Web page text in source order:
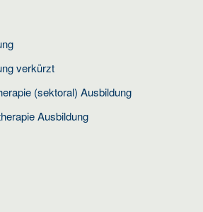
verkürzt
(sektoral) Ausbildung
Ausbildung